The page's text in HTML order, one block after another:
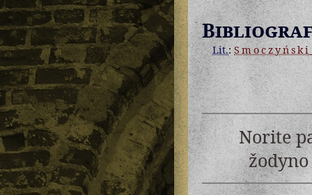
Lit.:Smoczyński
Norite